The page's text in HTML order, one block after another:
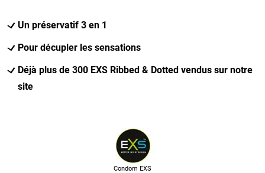
Un préservatif 3 en 1
Pour décupler les sensations
Déjà plus de 300 EXS Ribbed & Dotted vendus sur notre
site
Condom EXS